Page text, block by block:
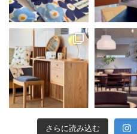
さらに読み込む